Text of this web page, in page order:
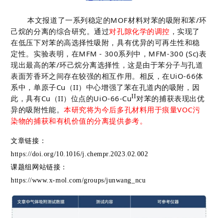
本文报道了一系列稳定的MOF材料对苯的吸附和苯/环
己烷的分离的综合研究。通过对孔隙化学的调控 ，实现了
在低压下对苯的高选择性吸附，具有优异的可再生性和稳
定性。实验表明，在MFM - 300系列中，MFM-300 (Sc)表
现出最高的苯/环己烷分离选择性，这是由于苯分子与孔道
表面芳香环之间存在较强的相互作用。相反，在UiO-66体
系中，单原子Cu（II）中心增强了苯在孔道内的吸附，因
此，具有Cu（II）位点的UiO-66-CuII对苯的捕获表现出优
异的吸附性能。本研究将为今后多孔材料用于痕量VOC污
染物的捕获和有机价值的分离提供参考。
文章链接：
https://doi.org/10.1016/j.chempr.2023.02.002
课题组网站链接：
https://www.x-mol.com/groups/junwang_ncu